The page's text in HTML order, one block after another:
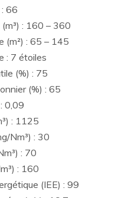
66
: 160 – 360
(m²) : 65 – 145
: 7 étoiles
(%) : 75
(%) : 65
0,09
: 1125
Nm³) : 30
: 70
: 160
(IEE) : 99